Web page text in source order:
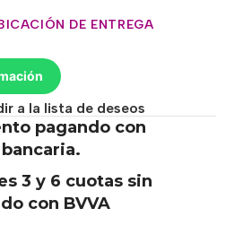
DE ENTREGA
a la lista de deseos
pagando con
3 y 6 cuotas sin
con BVVA